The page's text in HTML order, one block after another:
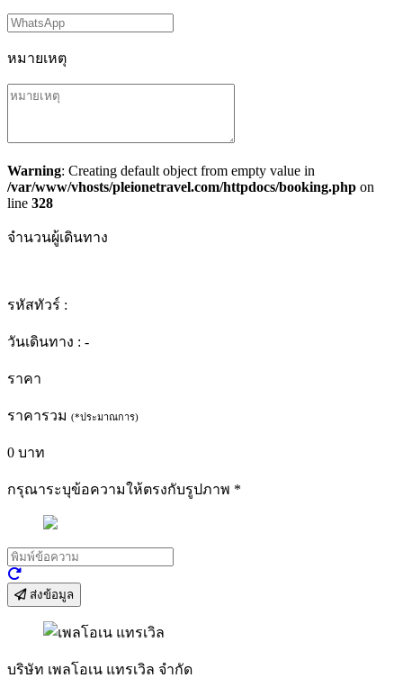
หมายเหตุ
Warning: Creating default object from empty value in
/var/www/vhosts/pleionetravel.com/httpdocs/booking.php on
line 328
จำนวนผู้เดินทาง
รหัสทัวร์ :
วันเดินทาง : -
ราคา
ราคารวม (*ประมาณการ)
0 บาท
กรุณาระบุข้อความให้ตรงกับรูปภาพ *
ส่งข้อมูล
บริษัท เพลโอเน แทรเวิล จำกัด